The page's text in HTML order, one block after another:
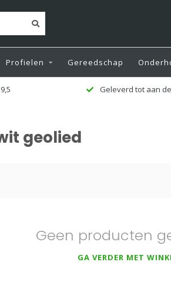
Profielen Gereedschap
Geleverd tot aan
geolied
Geen producten
GA VERDER MET